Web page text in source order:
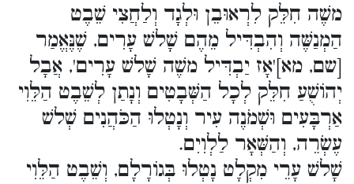
משֶׁה חִלֵּק לִרְאוּבֵן וּלְגָד וְלַחֲצִי שֵׁבֶט
הַמְנַשֶּׁה וְהִבְדִּיל מֵהֶם שָׁלשׁ עָרִים, שֶׁנֶּאֱמַר
[שם, מא]'אָז יַבְדִּיל משֶׁה שָׁלשׁ עָרִים', אֲבָל
יְהוֹשֻׁעַ חִלֵּק לְכָל הַשְּׁבָטִים וְנָתַן לְשֵׁבֶט הַלֵּוִי
אַרְבָּעִים וּשְׁמֹנֶה עִיר וְנָטְלוּ הַכֹּהֲנִים שְׁלשׁ
עֶשְׂרֵה, וְהַשְּׁאָר לַלְוִיִם.
שָׁלשׁ עָרֵי מִקְלָט נָטְלוּ בְּגוֹרָלָם, וְשֵׁבֶט הַלֵּוִי